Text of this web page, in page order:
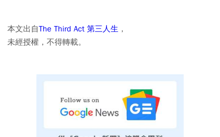
本文出自The Third Act 第三人生 ，
未經授權，不得轉載。